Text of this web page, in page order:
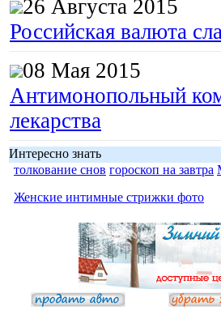
26 Августа 2015
Российская валюта
08 Мая 2015
Антимонопольный
лекарства
Интересно знать
толкование снов гороскоп на завтра
Женские интимные стрижки фото